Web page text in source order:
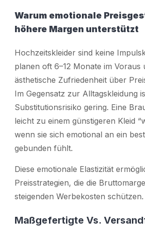
Warum emotionale
höhere Margen unterstützt
Hochzeitskleider sind keine
planen oft 6–12 Monate im Voraus
ästhetische Zufriedenheit über
Im Gegensatz zur Alltagskleidung
Substitutionsrisiko gering. Eine
leicht zu einem günstigeren Kleid
wenn sie sich emotional an ein
gebunden fühlt.
Diese emotionale Elastizität
Preisstrategien, die die
steigenden Werbekosten schützen.
Maßgefertigte Vs.